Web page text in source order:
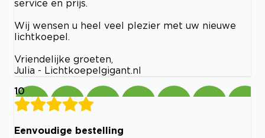
service en prijs.
Wij wensen u heel veel plezier met uw nieuwe
lichtkoepel.
Vriendelijke groeten,
Julia - Lichtkoepelgigant.nl
10
Eenvoudige bestelling